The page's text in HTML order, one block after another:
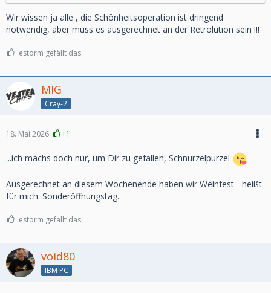
Wir wissen ja alle , die Schönheitsoperation ist dringend
notwendig, aber muss es ausgerechnet an der Retrolution sein !!!
estorm gefällt das.
MIG
Cray-2
18. Mai 2026 +1
...ich machs doch nur, um Dir zu gefallen, Schnurzelpurzel
Ausgerechnet an diesem Wochenende haben wir Weinfest - heißt
für mich: Sonderöffnungstag.
estorm gefällt das.
void80
IBM PC